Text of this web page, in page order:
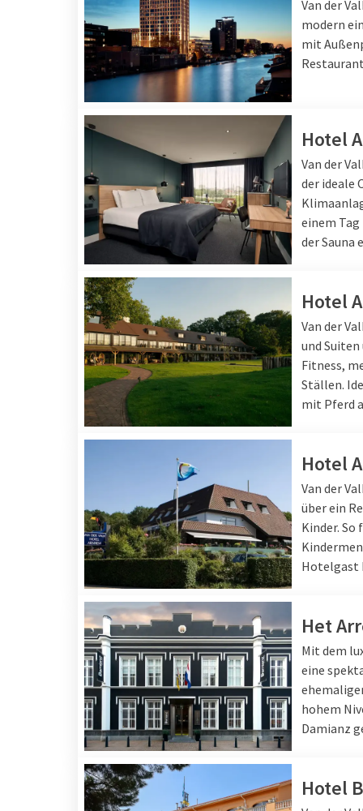
Van der
modern
mit
Hotel
Van der
der ideale
einem
der Sauna
Hotel
Van der
und
Fitness,
Ställen.
mit Pferd
Hotel
Van der
über ein
Kinder. So
Hotelgast
Het
Mit dem
eine
hohem
Damianz
Hotel